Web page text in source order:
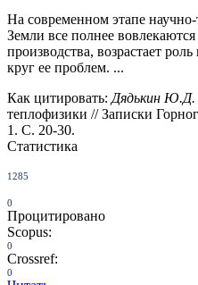
На современном этапе научно-
Земли все полнее
производства, возрастает
круг ее проблем. ...
Как цитировать: Дядькин Ю.Д.
теплофизики // Записки
1. С. 20-30.
Статистика
1285
0
Процитировано
Scopus:
0
Crossref:
0